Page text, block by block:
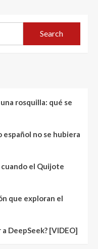
Search
rosquilla: qué se
español no se hubiera
el Quijote
que exploran el
DeepSeek? [VIDEO]